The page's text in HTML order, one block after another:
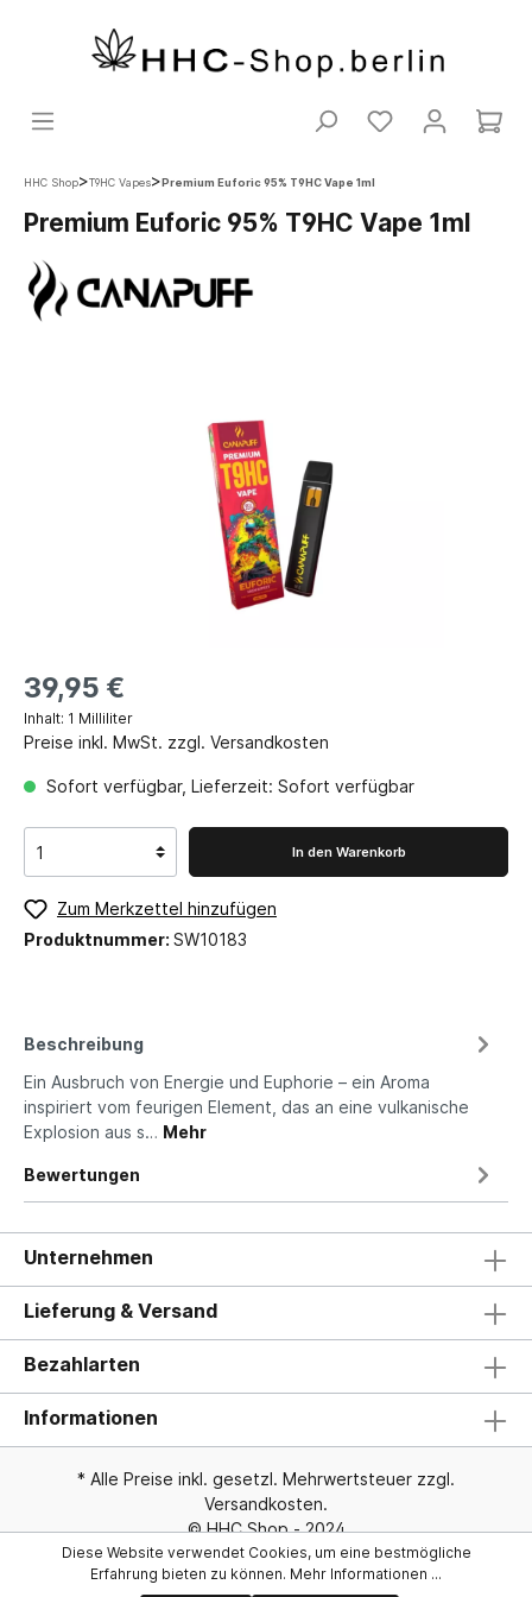
HHC Shop>T9HC Vapes> Premium Euforic 95% T9HC Vape 1ml
Premium Euforic 95% T9HC Vape 1ml
39,95 €
Inhalt: 1 Milliliter
Preise inkl. MwSt. zzgl. Versandkosten
Sofort verfügbar, Lieferzeit: Sofort verfügbar
In den Warenkorb
Zum Merkzettel hinzufügen
Produktnummer: SW10183
Beschreibung
Ein Ausbruch von Energie und Euphorie – ein Aroma
inspiriert vom feurigen Element, das an eine vulkanische
Explosion aus s… Mehr
Bewertungen
Unternehmen
Lieferung & Versand
Bezahlarten
Informationen
* Alle Preise inkl. gesetzl. Mehrwertsteuer zzgl.
Versandkosten.
© HHC Shop - 2024
Diese Website verwendet Cookies, um eine bestmögliche
Erfahrung bieten zu können. Mehr Informationen ...